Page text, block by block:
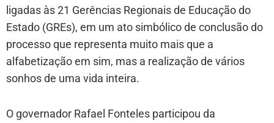
ligadas às 21 Gerências Regionais de Educação do
Estado (GREs), em um ato simbólico de conclusão do
processo que representa muito mais que a
alfabetização em sim, mas a realização de vários
sonhos de uma vida inteira.
O governador Rafael Fonteles participou da